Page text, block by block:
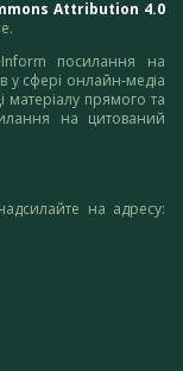
Attribution 4.0
посилання на
у сфері онлайн-медіа
прямого та
на цитований
на адресу: